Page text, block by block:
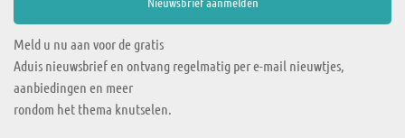
Meld u nu aan voor de gratis
Aduis nieuwsbrief en ontvang regelmatig per e-mail nieuwtjes,
aanbiedingen en meer
rondom het thema knutselen.